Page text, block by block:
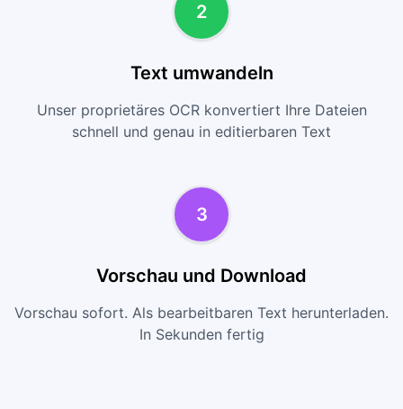
2
Text umwandeln
Unser proprietäres OCR konvertiert Ihre Dateien
schnell und genau in editierbaren Text
3
Vorschau und Download
Vorschau sofort. Als bearbeitbaren Text herunterladen.
In Sekunden fertig